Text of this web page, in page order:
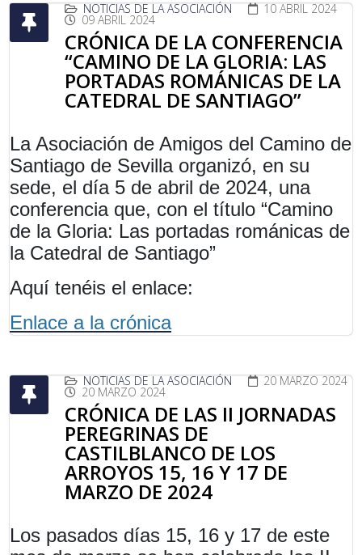
NOTICIAS DE LA ASOCIACIÓN 10 ABRIL 2024
09 ABRIL 2024
CRÓNICA DE LA CONFERENCIA
“CAMINO DE LA GLORIA: LAS
PORTADAS ROMÁNICAS DE LA
CATEDRAL DE SANTIAGO”
La Asociación de Amigos del Camino de
Santiago de Sevilla organizó, en su
sede, el día 5 de abril de 2024, una
conferencia que, con el título “Camino
de la Gloria: Las portadas románicas de
la Catedral de Santiago”
Aquí tenéis el enlace:
Enlace a la crónica
NOTICIAS DE LA ASOCIACIÓN 20 MARZO 2024
20 MARZO 2024
CRÓNICA DE LAS II JORNADAS
PEREGRINAS DE
CASTILBLANCO DE LOS
ARROYOS 15, 16 Y 17 DE
MARZO DE 2024
Los pasados días 15, 16 y 17 de este